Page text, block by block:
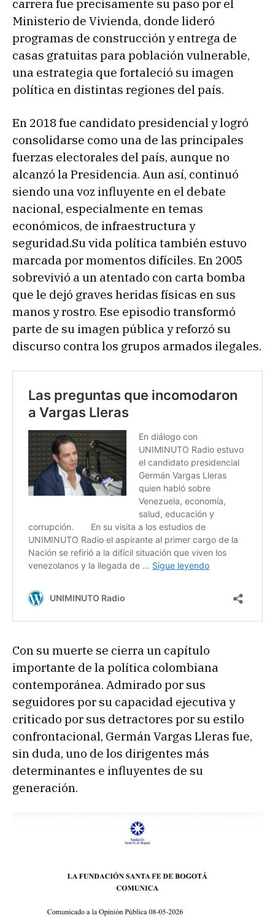
carrera fue precisamente su paso por el
Ministerio de Vivienda, donde lideró
programas de construcción y entrega de
casas gratuitas para población vulnerable,
una estrategia que fortaleció su imagen
política en distintas regiones del país.
En 2018 fue candidato presidencial y logró
consolidarse como una de las principales
fuerzas electorales del país, aunque no
alcanzó la Presidencia. Aun así, continuó
siendo una voz influyente en el debate
nacional, especialmente en temas
económicos, de infraestructura y
seguridad.Su vida política también estuvo
marcada por momentos difíciles. En 2005
sobrevivió a un atentado con carta bomba
que le dejó graves heridas físicas en sus
manos y rostro. Ese episodio transformó
parte de su imagen pública y reforzó su
discurso contra los grupos armados ilegales.
Con su muerte se cierra un capítulo
importante de la política colombiana
contemporánea. Admirado por sus
seguidores por su capacidad ejecutiva y
criticado por sus detractores por su estilo
confrontacional, Germán Vargas Lleras fue,
sin duda, uno de los dirigentes más
determinantes e influyentes de su
generación.